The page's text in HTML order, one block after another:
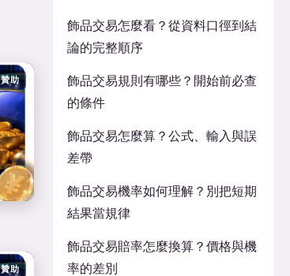
贊助
贊助
飾品交易怎麼看？從資料口徑到結
論的完整順序
飾品交易規則有哪些？開始前必查
的條件
飾品交易怎麼算？公式、輸入與誤
差帶
飾品交易機率如何理解？別把短期
結果當規律
飾品交易賠率怎麼換算？價格與機
率的差別